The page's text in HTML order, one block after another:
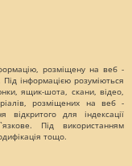
розміщену на веб -
інформацією розуміються
ящик-шота, скани, відео,
розміщених на веб -
відкритого для індексації
Під використанням
тощо.